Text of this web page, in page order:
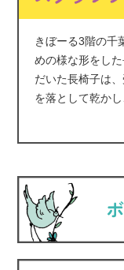
きぼーる3階の千
めの様な形をし
だいた長椅子は
を落として乾か